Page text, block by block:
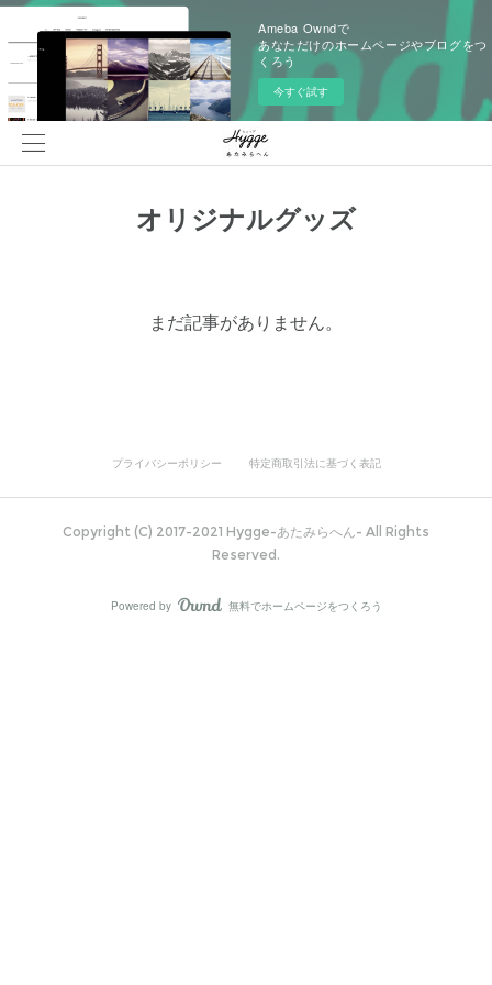
Ameba Owndで
あなただけのホームページやブログをつ
くろう
今すぐ試す
オリジナルグッズ
まだ記事がありません。
プライバシーポリシー 特定商取引法に基づく表記
Copyright (C) 2017-2021 Hygge-あたみらへん- All Rights
Reserved.
Powered by AmebaOwnd
無料でホームページをつくろう